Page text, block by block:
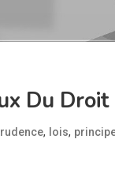
Du Droit
, lois,